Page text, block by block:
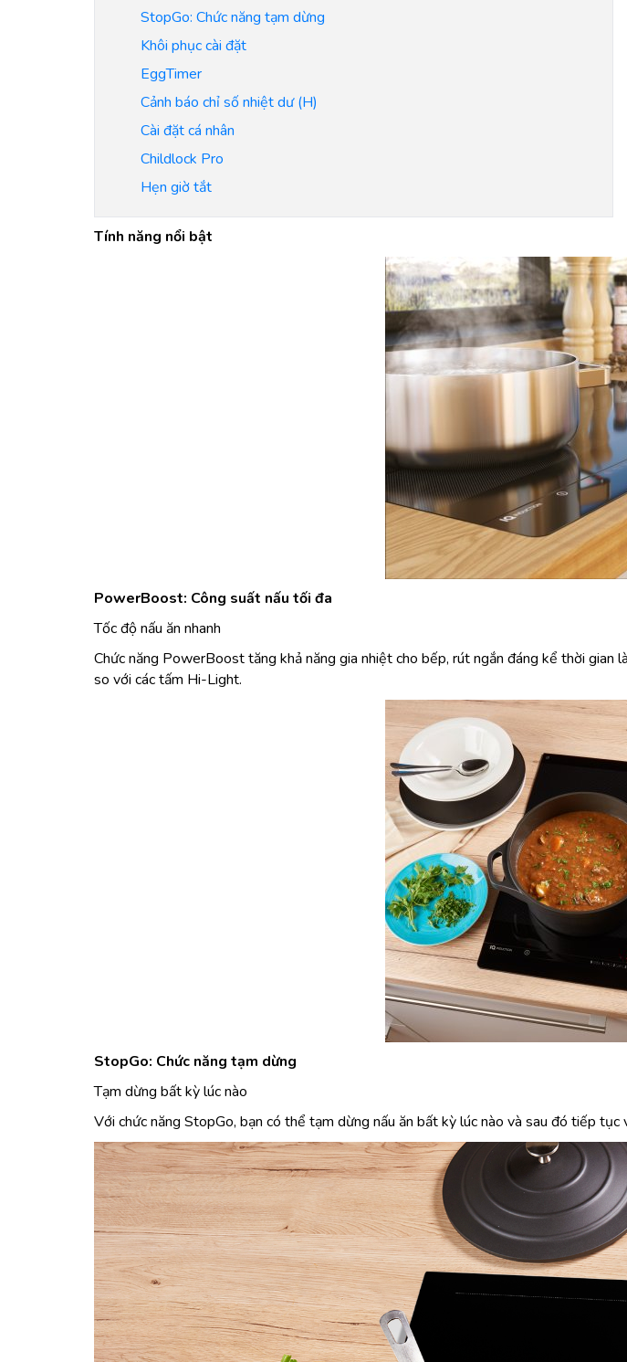
StopGo: Chức năng tạm dừng
Khôi phục cài đặt
EggTimer
Cảnh báo chỉ số nhiệt dư (H)
Cài đặt cá nhân
Childlock Pro
Hẹn giờ tắt
Tính năng nổi bật
PowerBoost: Công suất nấu tối đa
Tốc độ nấu ăn nhanh
Chức năng PowerBoost tăng khả năng gia nhiệt cho bếp, rút ​​ngắn đáng kể thời
so với các tấm Hi-Light.
StopGo: Chức năng tạm dừng
Tạm dừng bất kỳ lúc nào
Với chức năng StopGo, bạn có thể tạm dừng nấu ăn bất kỳ lúc nào và sau đó tiếp